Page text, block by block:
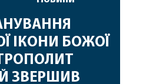
ІКОНИ БОЖОЇ
ЗВЕРШИВ